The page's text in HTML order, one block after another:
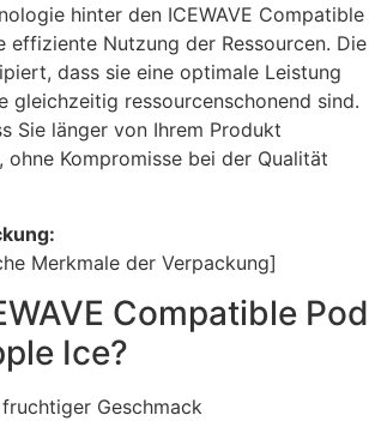
hinter den ICEWAVE Compatible
effiziente Nutzung der Ressourcen. Die
dass sie eine optimale Leistung
gleichzeitig ressourcenschonend sind.
Sie länger von Ihrem Produkt
Kompromisse bei der Qualität
Merkmale der Verpackung]
Compatible Pod
Ice?
Geschmack